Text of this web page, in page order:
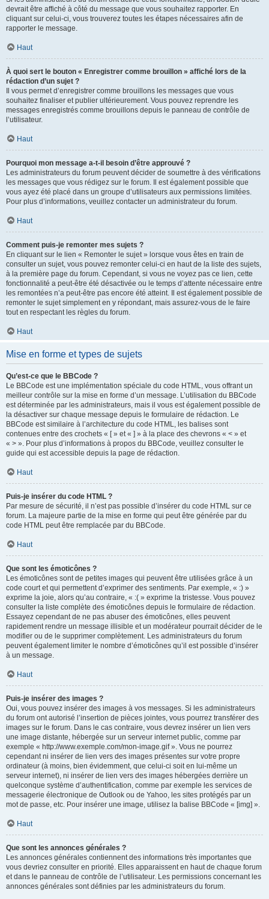
devrait être affiché à côté du message que vous souhaitez rapporter. En
cliquant sur celui-ci, vous trouverez toutes les étapes nécessaires afin de
rapporter le message.
Haut
À quoi sert le bouton « Enregistrer comme brouillon » affiché lors de la
rédaction d’un sujet ?
Il vous permet d’enregistrer comme brouillons les messages que vous
souhaitez finaliser et publier ultérieurement. Vous pouvez reprendre les
messages enregistrés comme brouillons depuis le panneau de contrôle de
l’utilisateur.
Haut
Pourquoi mon message a-t-il besoin d’être approuvé ?
Les administrateurs du forum peuvent décider de soumettre à des vérifications
les messages que vous rédigez sur le forum. Il est également possible que
vous ayez été placé dans un groupe d’utilisateurs aux permissions limitées.
Pour plus d’informations, veuillez contacter un administrateur du forum.
Haut
Comment puis-je remonter mes sujets ?
En cliquant sur le lien « Remonter le sujet » lorsque vous êtes en train de
consulter un sujet, vous pouvez remonter celui-ci en haut de la liste des sujets,
à la première page du forum. Cependant, si vous ne voyez pas ce lien, cette
fonctionnalité a peut-être été désactivée ou le temps d’attente nécessaire entre
les remontées n’a peut-être pas encore été atteint. Il est également possible de
remonter le sujet simplement en y répondant, mais assurez-vous de le faire
tout en respectant les règles du forum.
Haut
Mise en forme et types de sujets
Qu’est-ce que le BBCode ?
Le BBCode est une implémentation spéciale du code HTML, vous offrant un
meilleur contrôle sur la mise en forme d’un message. L’utilisation du BBCode
est déterminée par les administrateurs, mais il vous est également possible de
la désactiver sur chaque message depuis le formulaire de rédaction. Le
BBCode est similaire à l’architecture du code HTML, les balises sont
contenues entre des crochets « [ » et « ] » à la place des chevrons « < » et
« > ». Pour plus d’informations à propos du BBCode, veuillez consulter le
guide qui est accessible depuis la page de rédaction.
Haut
Puis-je insérer du code HTML ?
Par mesure de sécurité, il n’est pas possible d’insérer du code HTML sur ce
forum. La majeure partie de la mise en forme qui peut être générée par du
code HTML peut être remplacée par du BBCode.
Haut
Que sont les émoticônes ?
Les émoticônes sont de petites images qui peuvent être utilisées grâce à un
code court et qui permettent d’exprimer des sentiments. Par exemple, « :) »
exprime la joie, alors qu’au contraire, « :( » exprime la tristesse. Vous pouvez
consulter la liste complète des émoticônes depuis le formulaire de rédaction.
Essayez cependant de ne pas abuser des émoticônes, elles peuvent
rapidement rendre un message illisible et un modérateur pourrait décider de le
modifier ou de le supprimer complètement. Les administrateurs du forum
peuvent également limiter le nombre d’émoticônes qu’il est possible d’insérer
à un message.
Haut
Puis-je insérer des images ?
Oui, vous pouvez insérer des images à vos messages. Si les administrateurs
du forum ont autorisé l’insertion de pièces jointes, vous pourrez transférer des
images sur le forum. Dans le cas contraire, vous devrez insérer un lien vers
une image distante, hébergée sur un serveur internet public, comme par
exemple « http://www.exemple.com/mon-image.gif ». Vous ne pourrez
cependant ni insérer de lien vers des images présentes sur votre propre
ordinateur (à moins, bien évidemment, que celui-ci soit en lui-même un
serveur internet), ni insérer de lien vers des images hébergées derrière un
quelconque système d’authentification, comme par exemple les services de
messagerie électronique de Outlook ou de Yahoo, les sites protégés par un
mot de passe, etc. Pour insérer une image, utilisez la balise BBCode « [img] ».
Haut
Que sont les annonces générales ?
Les annonces générales contiennent des informations très importantes que
vous devriez consulter en priorité. Elles apparaissent en haut de chaque forum
et dans le panneau de contrôle de l’utilisateur. Les permissions concernant les
annonces générales sont définies par les administrateurs du forum.